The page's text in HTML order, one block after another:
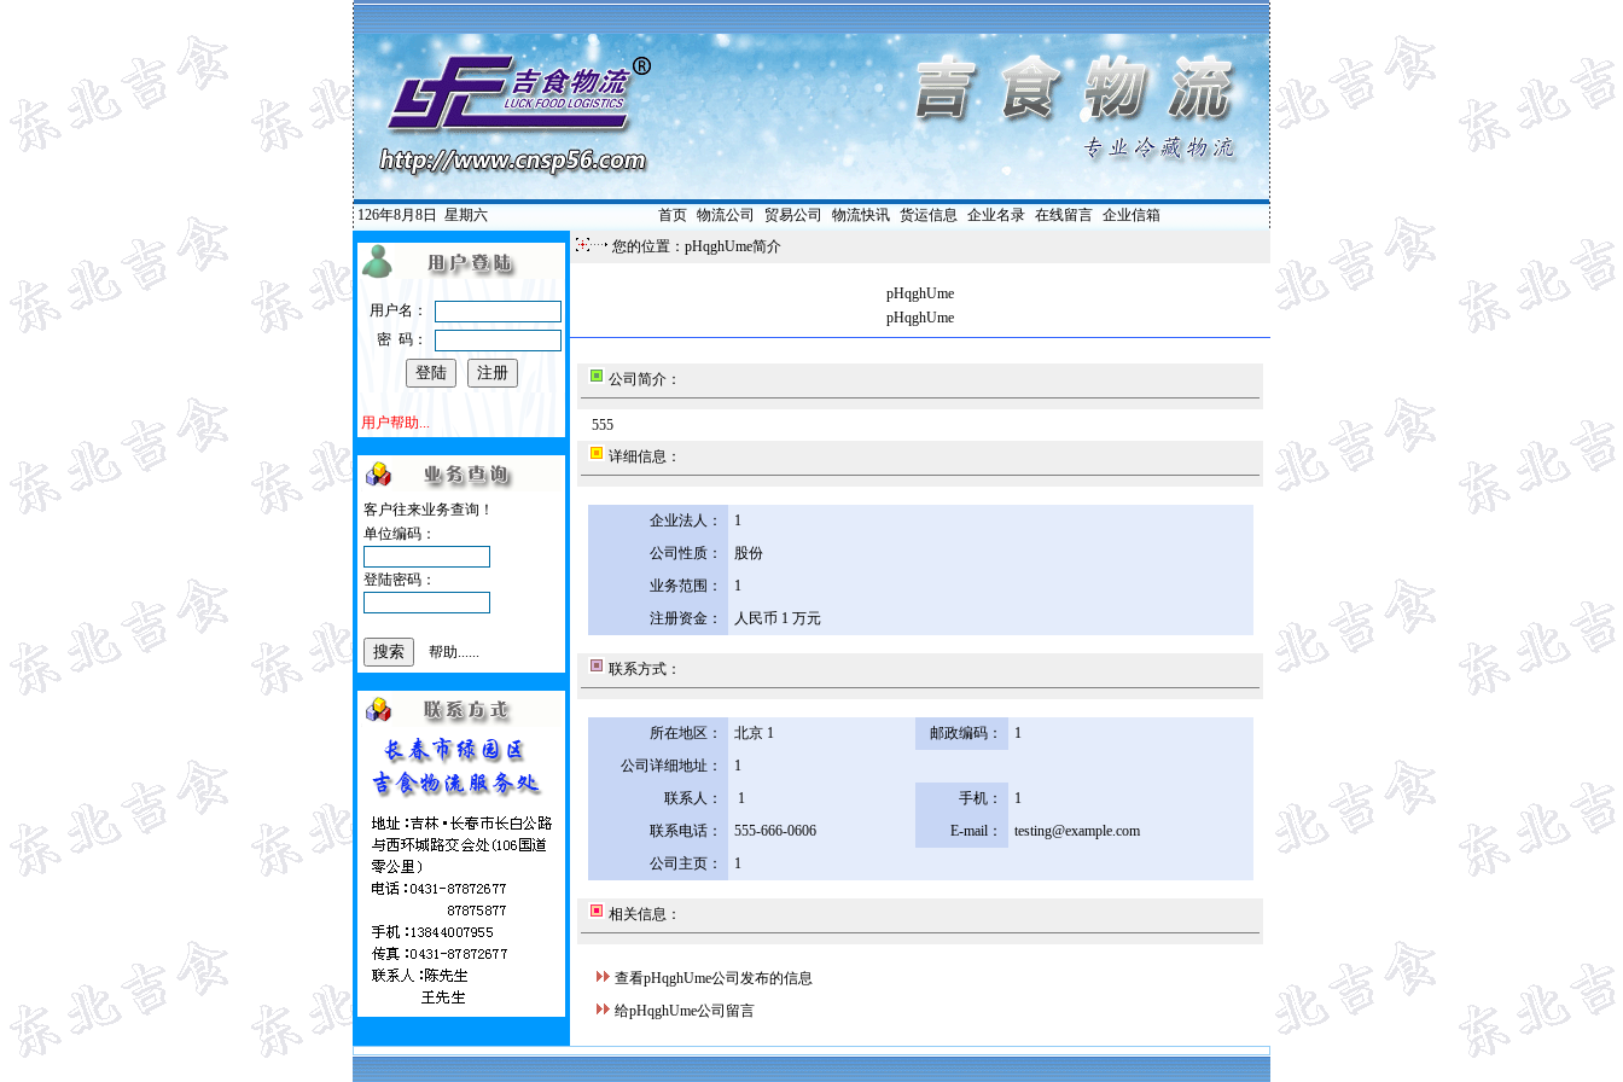
126年8月8日 星期六 首页| 物流公司 贸易公司 物流快讯| 货运信息 企业名录| 在线留言| 企业信箱
用户名：
密 码：
用户帮助...
客户往来业务查询！
单位编码：
登陆密码：
帮助......
您的位置：pHqghUme简介
pHqghUme
pHqghUme
公司简介：
555
详细信息：
企业法人：
1
公司性质：
股份
业务范围：
1
注册资金：
人民币 1 万元
联系方式：
所在地区： 北京 1 邮政编码：
1
公司详细地址：
1
联系人：
1 手机：
1
联系电话：
555-666-0606 E-mail：
testing@example.com
公司主页：
1
相关信息：
查看pHqghUme公司发布的信息
给pHqghUme公司留言